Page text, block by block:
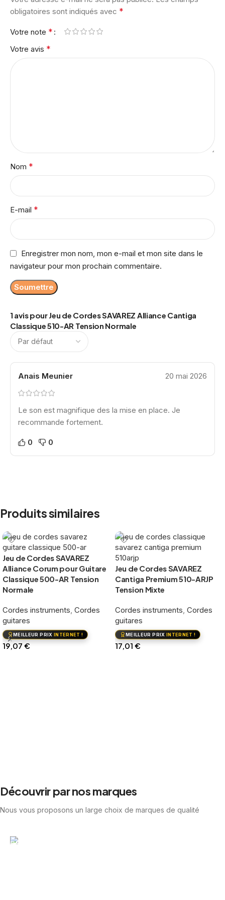
1 avis pour Jeu de Cordes SAVAREZ Alliance Cantiga
Classique 510-AR Tension Normale
Anais Meunier 20 mai 2026
Le son est magnifique des la mise en place. Je
recommande fortement.
0 0
obligatoires sont indiqués avec *
Votre note *
Votre avis *
Nom *
E-mail *
Enregistrer mon nom, mon e-mail et mon site dans le
navigateur pour mon prochain commentaire.
Produits similaires
Jeu de Cordes SAVAREZ
Alliance Corum pour Guitare
Classique 500-AR Tension
Normale
Cordes instruments Cordes
guitares
MEILLEUR PRIX INTERNET !
19,07 €
Jeu de Cordes SAVAREZ
Cantiga Premium 510-ARJP
Tension Mixte
Cordes instruments Cordes
guitares
MEILLEUR PRIX INTERNET !
17,01 €
Découvrir par nos marques
Nous vous proposons un large choix de marques de qualité